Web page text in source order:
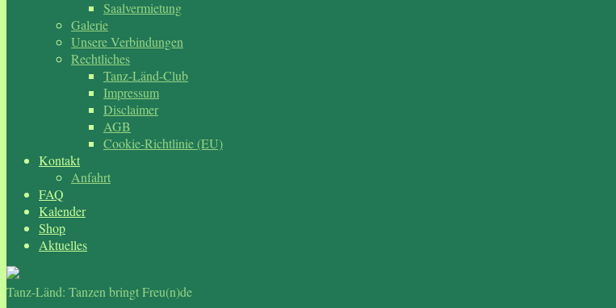
Saalvermietung
Galerie
Unsere Verbindungen
Rechtliches
Tanz-Länd-Club
Impressum
Disclaimer
AGB
Cookie-Richtlinie (EU)
Kontakt
Anfahrt
FAQ
Kalender
Shop
Aktuelles
Tanz-Länd: Tanzen bringt Freu(n)de